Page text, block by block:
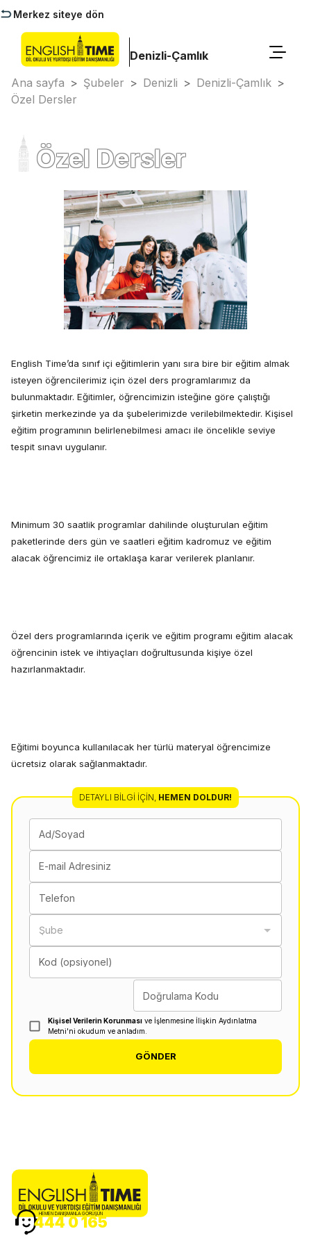
Merkez siteye dön
Denizli-Çamlık
Ana sayfa > Şubeler > Denizli > Denizli-Çamlık >
Özel Dersler
Özel Dersler
English Time’da sınıf içi eğitimlerin yanı sıra bire bir eğitim almak
isteyen öğrencilerimiz için özel ders programlarımız da
bulunmaktadır. Eğitimler, öğrencimizin isteğine göre çalıştığı
şirketin merkezinde ya da şubelerimizde verilebilmektedir. Kişisel
eğitim programının belirlenebilmesi amacı ile öncelikle seviye
tespit sınavı uygulanır.
Minimum 30 saatlik programlar dahilinde oluşturulan eğitim
paketlerinde ders gün ve saatleri eğitim kadromuz ve eğitim
alacak öğrencimiz ile ortaklaşa karar verilerek planlanır.
Özel ders programlarında içerik ve eğitim programı eğitim alacak
öğrencinin istek ve ihtiyaçları doğrultusunda kişiye özel
hazırlanmaktadır.
Eğitimi boyunca kullanılacak her türlü materyal öğrencimize
ücretsiz olarak sağlanmaktadır.
DETAYLI BILGI İÇIN HEMEN DOLDUR!
Ad/Soyad
E-mail Adresiniz
Telefon
Şube
Kod (opsiyonel)
Doğrulama Kodu
Kişisel Verilerin Korunması ve İşlenmesine İlişkin Aydınlatma
Metni'ni okudum ve anladım.
GÖNDER
HEMEN DANIŞMANLA GÖRÜŞÜN
444 0 165